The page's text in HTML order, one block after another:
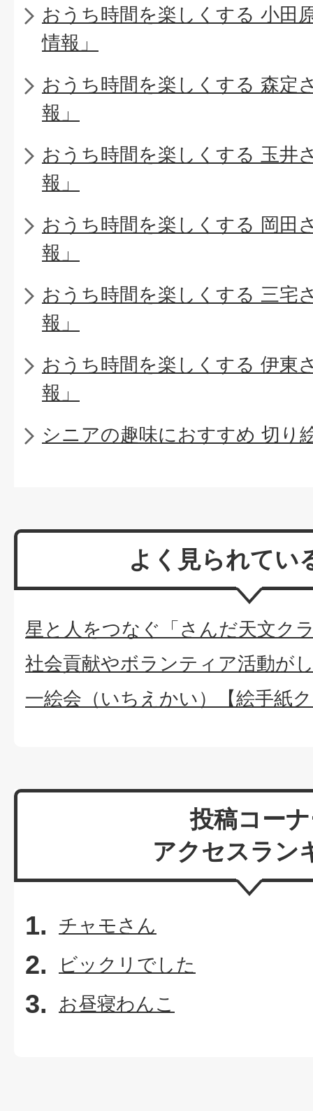
おうち時間を楽しくする 小田
情報」
おうち時間を楽しくする 森定
報」
おうち時間を楽しくする 玉井
報」
おうち時間を楽しくする 岡田
報」
おうち時間を楽しくする 三宅
報」
おうち時間を楽しくする 伊東
報」
シニアの趣味におすすめ 切り
よく見られてい
星と人をつなぐ「さんだ天文ク
社会貢献やボランティア活動が
一絵会（いちえかい）【絵手紙
投稿コー
アクセスラン
チャモさん
ビックリでした
お昼寝わんこ